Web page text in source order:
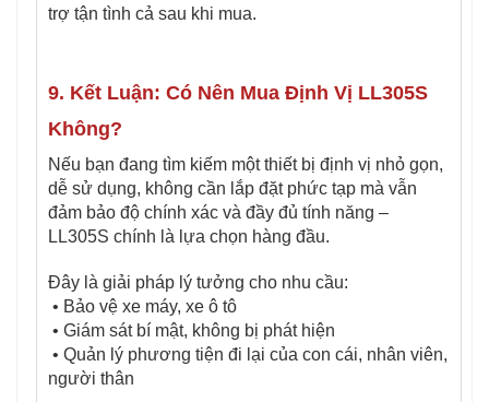
trợ tận tình cả sau khi mua.
9. Kết Luận: Có Nên Mua Định Vị LL305S
Không?
Nếu bạn đang tìm kiếm một thiết bị định vị nhỏ gọn,
dễ sử dụng, không cần lắp đặt phức tạp mà vẫn
đảm bảo độ chính xác và đầy đủ tính năng –
LL305S chính là lựa chọn hàng đầu.
Đây là giải pháp lý tưởng cho nhu cầu:
• Bảo vệ xe máy, xe ô tô
• Giám sát bí mật, không bị phát hiện
• Quản lý phương tiện đi lại của con cái, nhân viên,
người thân